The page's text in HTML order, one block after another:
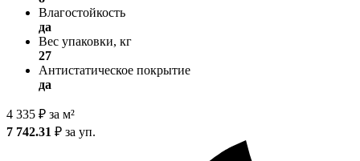
Влагостойкость
да
Вес упаковки, кг
27
Антистатическое покрытие
да
4 335 ₽ за м²
7 742.31 ₽ за уп.